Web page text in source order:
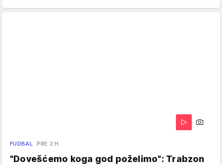
FUDBAL PRE 2 H
"Dovešćemo koga god poželimo": Trabzon